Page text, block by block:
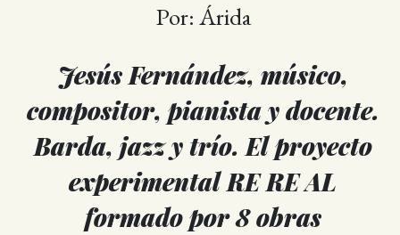
Por: Árida
Jesús Fernández, músico,
compositor, pianista y docente.
Barda, jazz y trío. El proyecto
experimental RE RE AL
formado por 8 obras